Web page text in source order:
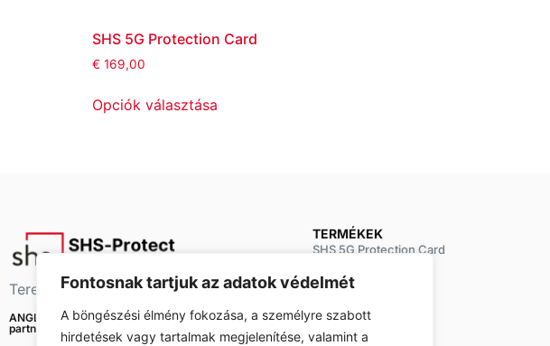
Fontosnak tartjuk az adatok védelmét
A böngészési élmény fokozása, a személyre szabott
hirdetések vagy tartalmak megjelenítése, valamint a
SHS 5G Protection Card
€ 169,00
Opciók választása
Teremts magadnak harmóniát
ANGLER CONSULTING LTD kiemelt forgalmazó
partner
TERMÉKEK
SHS 5G Protection Card
SHS Car Protection
SHS Relax